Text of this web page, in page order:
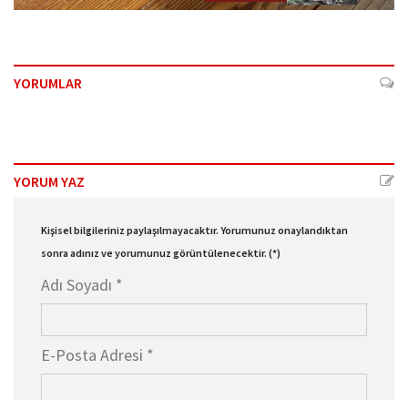
YORUMLAR
YORUM YAZ
Kişisel bilgileriniz paylaşılmayacaktır. Yorumunuz onaylandıktan
sonra adınız ve yorumunuz görüntülenecektir. (*)
Adı Soyadı *
E-Posta Adresi *